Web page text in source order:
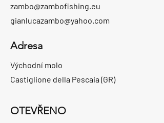
zambo@zambofishing.eu
gianlucazambo@yahoo.com
Adresa
Východní molo
Castiglione della Pescaia (GR)
OTEVŘENO